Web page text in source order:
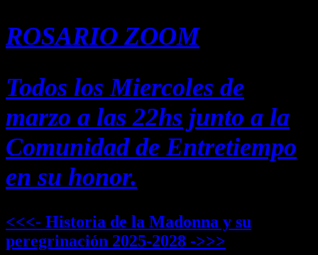
ROSARIO ZOOM
Todos los Miercoles de
marzo a las 22hs junto a la
Comunidad de Entretiempo
en su honor.
<<<- Historia de la Madonna y su
peregrinación 2025-2028 ->>>